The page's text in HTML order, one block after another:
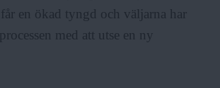
en ökad tyngd och väljarna har
med att utse en ny